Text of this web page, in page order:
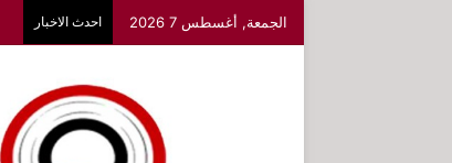
الجمعة, أغسطس 7 2026 احدث الاخبار